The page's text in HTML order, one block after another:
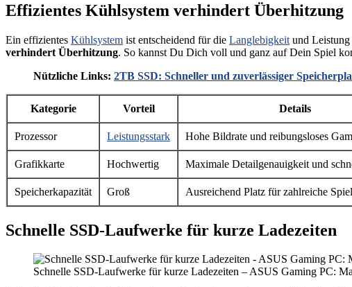
Effizientes Kühlsystem verhindert Überhitzung
Ein effizientes Kühlsystem ist entscheidend für die Langlebigkeit und
verhindert Überhitzung. So kannst Du Dich voll und ganz auf Dein Spiel
Nützliche Links: 2TB SSD: Schneller und zuverlässiger
Kategorie Vorteil Details
Prozessor Leistungsstark Hohe Bildrate und reibungsloses
Grafikkarte Hochwertig Maximale Detailgenauigkeit und
Speicherkapazität Groß Ausreichend Platz für zahlreiche
Schnelle SSD-Laufwerke für kurze Ladezeiten
Schnelle SSD-Laufwerke für kurze Ladezeiten – ASUS Gaming PC: